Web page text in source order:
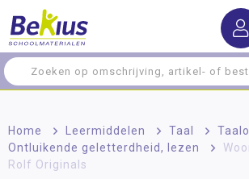
Home > Leermiddelen > Taal >
Ontluikende geletterdheid, lezen
>
Rolf Originals